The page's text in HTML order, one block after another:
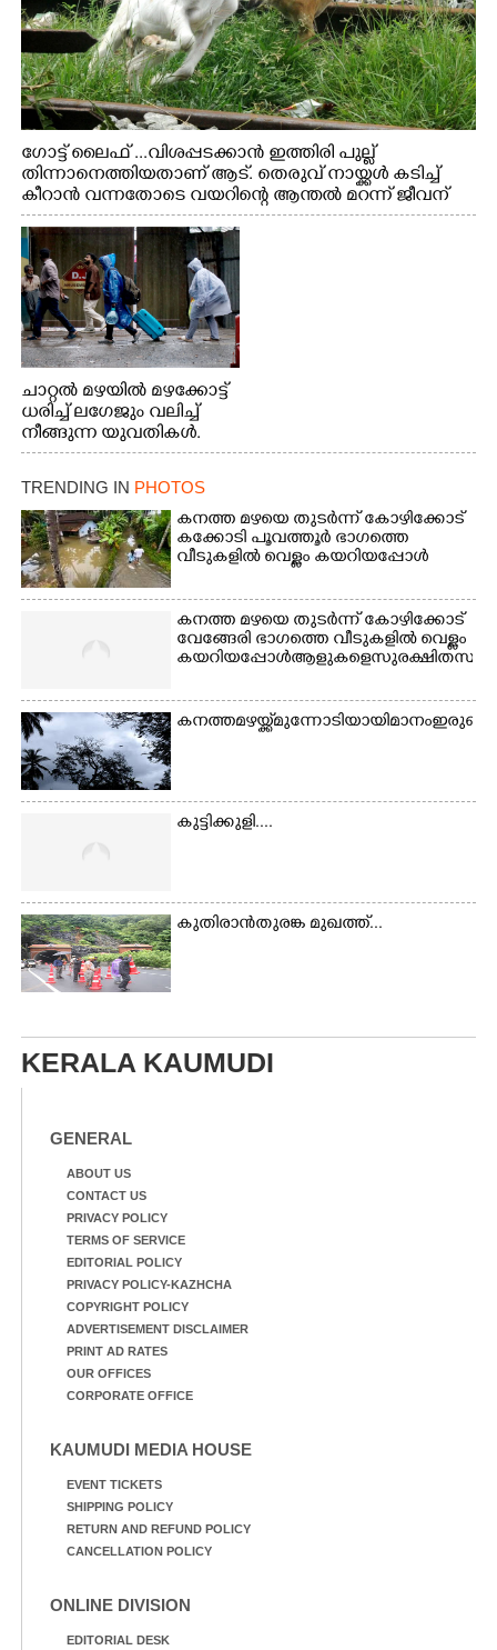
ഗോട്ട് ലൈഫ് ...വിശപ്പടക്കാൻ ഇത്തിരി പുല്ല്
തിന്നാനെത്തിയതാണ് ആട്. തെരുവ് നായ്ക്കൾ കടിച്ച്
കീറാൻ വന്നതോടെ വയറിന്റെ ആന്തൽ മറന്ന് ജീവന്
വേണ്ടിയായി ഓട്ടം. എറണാകുളം വാത്തുരുത്തിയിൽ
നിന്നുള്ള കാഴ്ച
ചാറ്റൽ മഴയിൽ മഴക്കോട്ട്
ധരിച്ച് ലഗേജും വലിച്ച്
നീങ്ങുന്ന യുവതികൾ.
എറണാകുളം മേനകയിൽ
നിന്നുള്ള കാഴ്ച
TRENDING IN PHOTOS
കനത്ത മഴയെ തുടർന്ന് കോഴിക്കോട്
കക്കോടി പൂവത്തൂർ ഭാഗത്തെ
വീടുകളിൽ വെള്ളം കയറിയപ്പോൾ
കനത്ത മഴയെ തുടർന്ന് കോഴിക്കോട്
വേങ്ങേരി ഭാഗത്തെ വീടുകളിൽ വെള്ളം
കയറിയപ്പോൾ ആളുകളെ സുരക്ഷിത
കനത്ത മഴയ്ക്ക് മുന്നോടിയായി മാനം
കുട്ടിക്കുളി....
കുതിരാൻതുരങ്ക മുഖത്ത്...
KERALA KAUMUDI
GENERAL
ABOUT US
CONTACT US
PRIVACY POLICY
TERMS OF SERVICE
EDITORIAL POLICY
PRIVACY POLICY-KAZHCHA
COPYRIGHT POLICY
ADVERTISEMENT DISCLAIMER
PRINT AD RATES
OUR OFFICES
CORPORATE OFFICE
KAUMUDI MEDIA HOUSE
EVENT TICKETS
SHIPPING POLICY
RETURN AND REFUND POLICY
CANCELLATION POLICY
ONLINE DIVISION
EDITORIAL DESK